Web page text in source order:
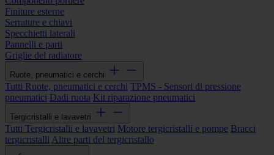
Finiture esterne
Serrature e chiavi
Specchietti laterali
Pannelli e parti
Griglie del radiatore
Ruote, pneumatici e cerchi
Tutti Ruote, pneumatici e cerchi TPMS - Sensori di pressione
pneumatici Dadi ruota Kit riparazione pneumatici
Tergicristalli e lavavetri
Tutti Tergicristalli e lavavetri Motore tergicristalli e pompe Bracci
tergicristalli Altre parti del tergicristallo